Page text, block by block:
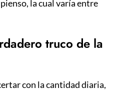
la cual varía entre
truco de la
con la cantidad diaria,